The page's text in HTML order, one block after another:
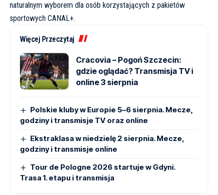
naturalnym wyborem dla osób korzystających z pakietów
sportowych CANAL+.
Więcej Przeczytaj
Cracovia – Pogoń Szczecin:
gdzie oglądać? Transmisja TV i
online 3 sierpnia
Polskie kluby w Europie 5–6 sierpnia. Mecze,
godziny i transmisje TV oraz online
Ekstraklasa w niedzielę 2 sierpnia. Mecze,
godziny i transmisje online
Tour de Pologne 2026 startuje w Gdyni.
Trasa 1. etapu i transmisja